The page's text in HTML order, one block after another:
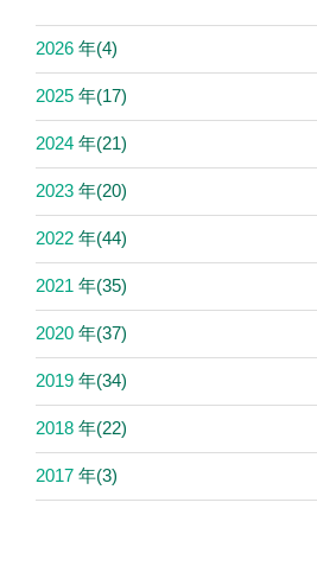
2026 年(4)
2025 年(17)
2024 年(21)
2023 年(20)
2022 年(44)
2021 年(35)
2020 年(37)
2019 年(34)
2018 年(22)
2017 年(3)